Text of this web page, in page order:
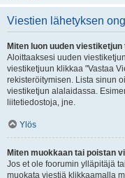
Viestien lähetyksen
Miten luon uuden
Aloittaaksesi uuden
viestiketjuun klikkaa "Vastaa
rekisteröitymisen. Lista sinun
viestiketjun alalaidassa.
liitetiedostoja, jne.
Ylös
Miten muokkaan tai poistan
Jos et ole foorumin ylläpitäjä
muokata viestiä klikkaamalla